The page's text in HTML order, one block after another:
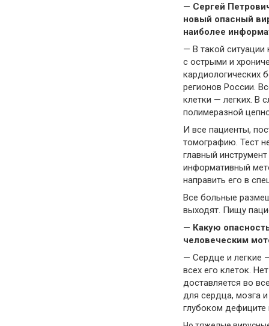
— Сергей
новый опасный
наиболее
— В такой
с острыми и
кардиологических
регионов России.
клетки — легких. В
полимеразной
И все пациенты,
томографию. Тест
главный
информативный
направить его в
Все больные
выходят. Пищу
— Какую
человеческим
— Сердце и легкие
всех его клеток.
доставляется во
для сердца, мозга
глубоком дефиците